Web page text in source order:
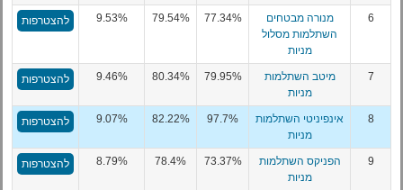
6
מנורה מבטחים
השתלמות מסלול
מניות
77.34%
79.54%
9.53% להצטרפות
7
מיטב השתלמות
מניות
79.95%
80.34%
9.46% להצטרפות
8
אינפיניטי השתלמות
מניות
97.7%
82.22%
9.07% להצטרפות
9
הפניקס השתלמות
מניות
73.37%
78.4%
8.79% להצטרפות